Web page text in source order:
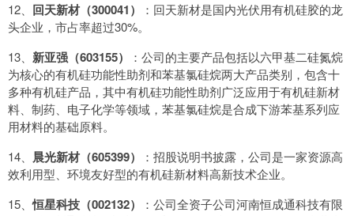
12、 回天新材（300041）
：回天新材是国内光伏用有机硅胶的龙
头企业，市占率超过30%。
13、 新亚强（603155）
：公司的主要产品包括以六甲基二硅氮烷
为核心的有机硅功能性助剂和苯基氯硅烷两大产品类别，包含十
多种有机硅产品，其中有机硅功能性助剂广泛应用于有机硅新材
料、制药、电子化学等领域，苯基氯硅烷是合成下游苯基系列应
用材料的基础原料。
14、 晨光新材（605399）
：招股说明书披露，公司是一家资源高
效利用型、环境友好型的有机硅新材料高新技术企业。
15、恒星科技（002132）
：公司全资子公司河南恒成通科技有限